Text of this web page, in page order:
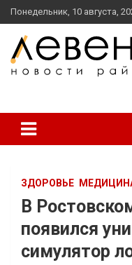
перейти
к
содержанию
Понедельник, 10 августа,
ЗДОРОВЬЕ
В
появился
симулятор